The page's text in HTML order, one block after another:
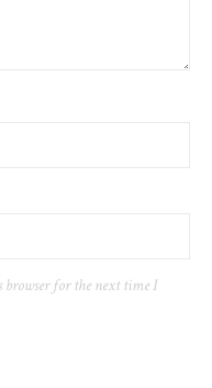
browser for the next time I